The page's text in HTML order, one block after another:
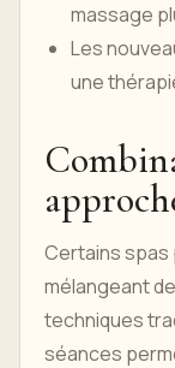
massage
Les
une
Certains spas
mélangeant
techniques
séances